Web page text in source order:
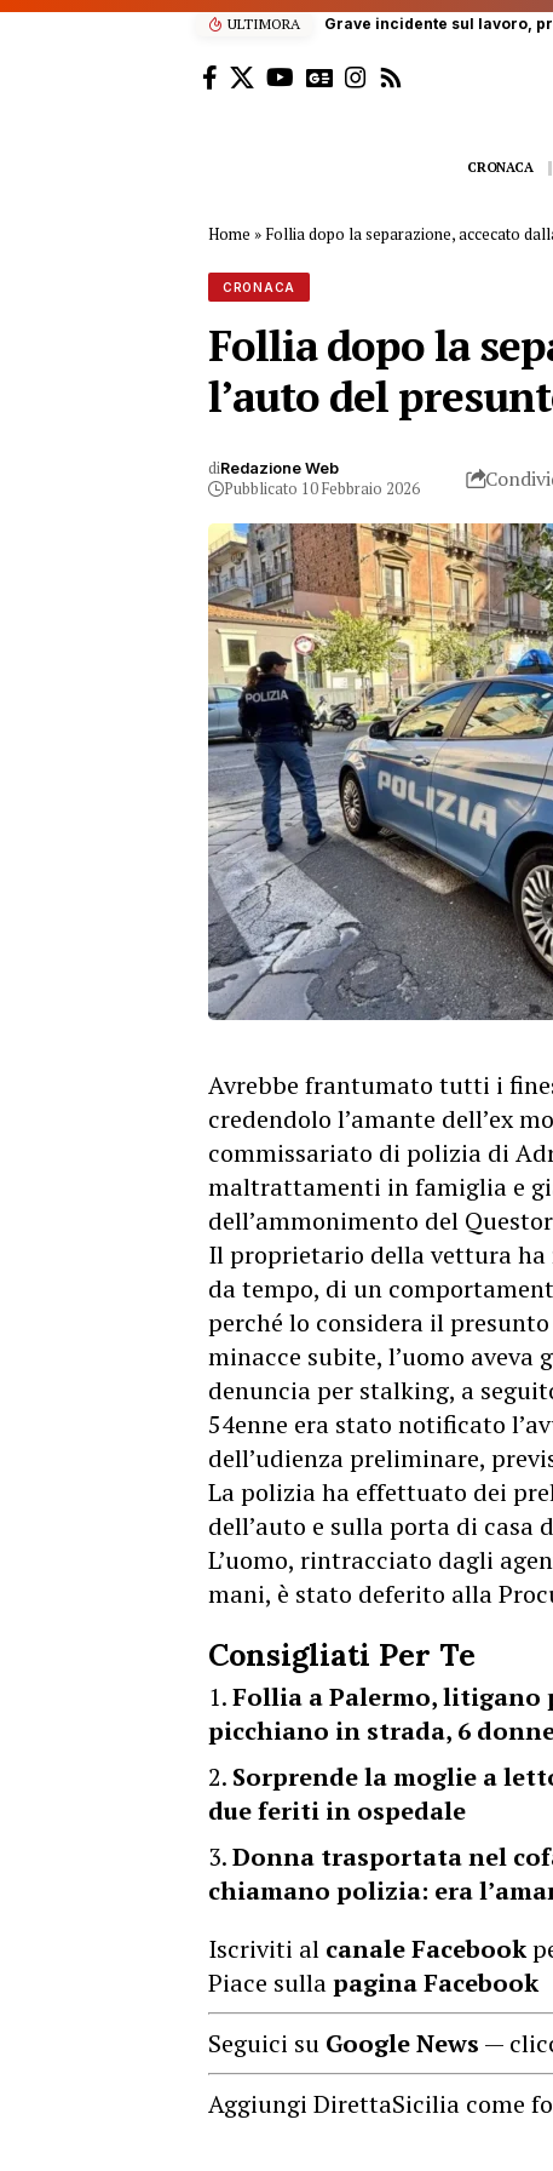
ULTIMORA Grave incidente sul lavoro,
CRONACA
Home » Follia dopo la separazione, accecato
CRONACA
Follia dopo la
l’auto del
diRedazione Web
Pubblicato 10 Febbraio 2026
Avrebbe frantumato tutti i
credendolo l’amante dell’ex
commissariato di polizia di
maltrattamenti in famiglia e
dell’ammonimento del
Il proprietario della vettura
da tempo, di un
perché lo considera il
minacce subite, l’uomo
denuncia per stalking, a
54enne era stato notificato
dell’udienza preliminare,
La polizia ha effettuato dei
dell’auto e sulla porta di casa
L’uomo, rintracciato dagli
mani, è stato deferito alla
Consigliati Per Te
Follia a Palermo, litigano
picchiano in strada, 6
Sorprende la moglie a
due feriti in ospedale
Donna trasportata nel
chiamano polizia: era
Iscriviti al canale Facebook
Piace sullapagina Facebook
Seguici su Google News —
Aggiungi DirettaSicilia come